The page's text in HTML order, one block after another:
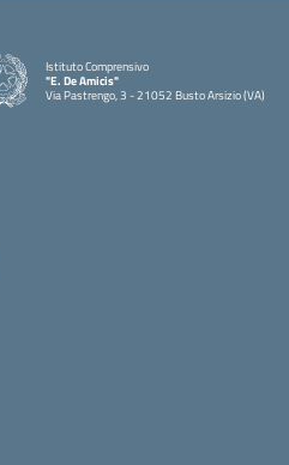
Istituto Comprensivo
"E. De Amicis"
Via Pastrengo, 3 - 21052 Busto Arsizio (VA)